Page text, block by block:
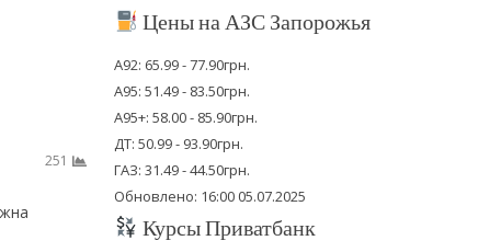
251
Цены на АЗС Запорожья
А92: 65.99 - 77.90грн.
А95: 51.49 - 83.50грн.
А95+: 58.00 - 85.90грн.
ДТ: 50.99 - 93.90грн.
ГАЗ: 31.49 - 44.50грн.
Обновлено: 16:00 05.07.2025
Курсы Приватбанк